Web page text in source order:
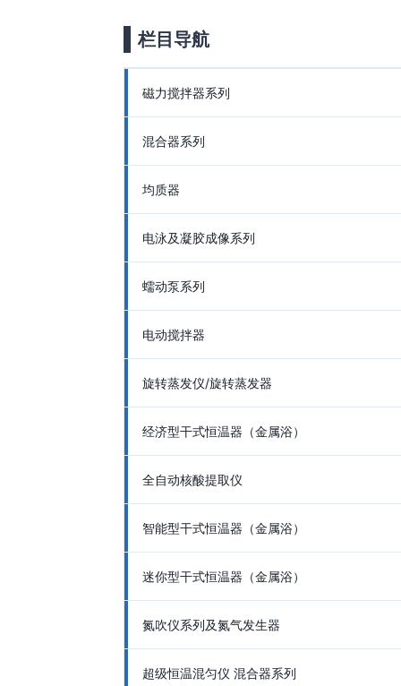
栏目导航
磁力搅拌器系列
混合器系列
均质器
电泳及凝胶成像系列
蠕动泵系列
电动搅拌器
旋转蒸发仪/旋转蒸发器
经济型干式恒温器（金属浴）
全自动核酸提取仪
智能型干式恒温器（金属浴）
迷你型干式恒温器（金属浴）
氮吹仪系列及氮气发生器
超级恒温混匀仪 混合器系列